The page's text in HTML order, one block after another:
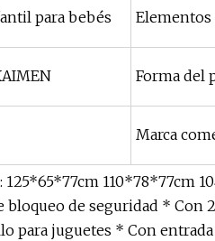
para bebés Elementos
Forma del
Marca
125*65*77cm 110*78*77cm
bloqueo de seguridad * Con
para juguetes * Con